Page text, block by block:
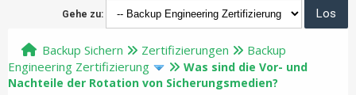
Gehe zu:
Backup Sichern Zertifizierungen
Backup
Engineering Zertifizierung
Was sind die Vor- und
Nachteile der Rotation von Sicherungsmedien?